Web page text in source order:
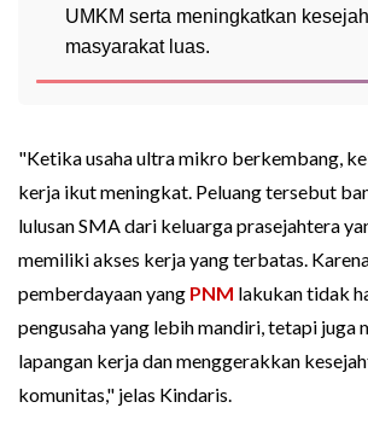
UMKM serta meningkatkan
masyarakat luas.
"Ketika usaha ultra mikro berkembang,
kerja ikut meningkat. Peluang tersebut
lulusan SMA dari keluarga prasejahtera
memiliki akses kerja yang terbatas.
pemberdayaan yang PNM lakukan tidak
pengusaha yang lebih mandiri, tetapi juga
lapangan kerja dan menggerakkan
komunitas," jelas Kindaris.